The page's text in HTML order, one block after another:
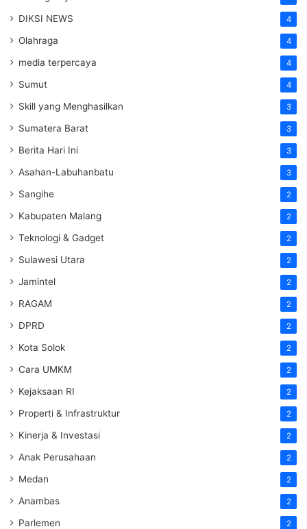
DIKSI NEWS 4
Olahraga 4
media terpercaya 4
Sumut 4
Skill yang Menghasilkan 3
Sumatera Barat 3
Berita Hari Ini 3
Asahan-Labuhanbatu 3
Sangihe 2
Kabupaten Malang 2
Teknologi & Gadget 2
Sulawesi Utara 2
Jamintel 2
RAGAM 2
DPRD 2
Kota Solok 2
Cara UMKM 2
Kejaksaan RI 2
Properti & Infrastruktur 2
Kinerja & Investasi 2
Anak Perusahaan 2
Medan 2
Anambas 2
Parlemen 2